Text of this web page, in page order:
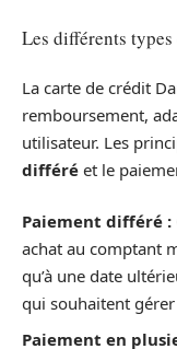
Les différents
La carte de crédit
remboursement,
utilisateur. Les
différé et le
Paiement différé :
achat au comptant
qu’à une date
qui souhaitent
Paiement en